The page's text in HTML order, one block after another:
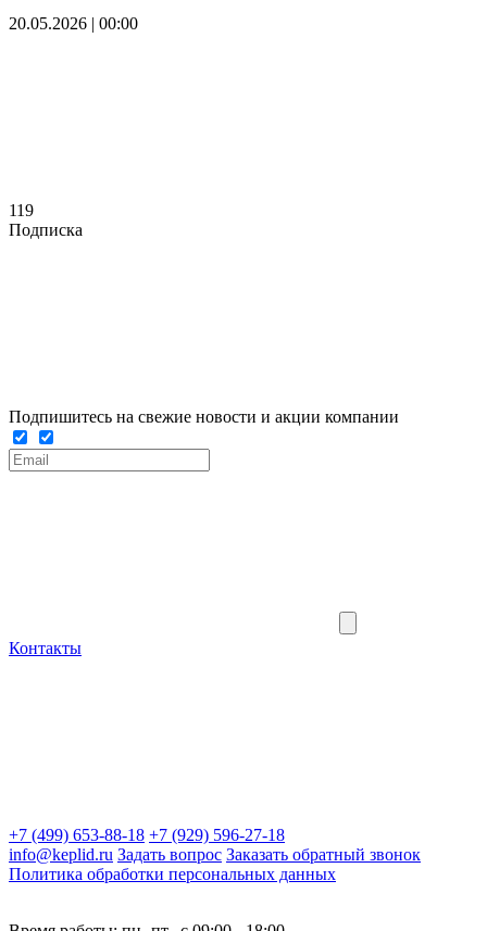
20.05.2026 | 00:00
119
Подписка
Подпишитесь на свежие новости и акции компании
Контакты
+7 (499) 653-88-18 +7 (929) 596-27-18
info@keplid.ru Задать вопрос Заказать обратный звонок
Политика обработки персональных данных